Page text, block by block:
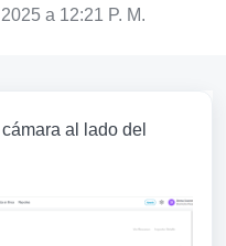
a 12:21 P. M.
al lado del